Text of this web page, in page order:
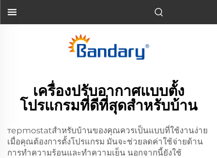
เครื่องปรับอากาศแบบตั้ง
โปรแกรมที่ดีที่สุดสำหรับบ้าน
терmostatสำหรับบ้านของคุณควรเป็นแบบที่ใช้งานง่าย
เมื่อคุณต้องการตั้งโปรแกรม มันจะช่วยลดค่าใช้จ่ายด้าน
การทำความร้อนและทำความเย็น นอกจากนี้ยังใช้